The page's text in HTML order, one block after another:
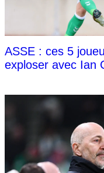
ASSE : ces 5
exploser avec Ian